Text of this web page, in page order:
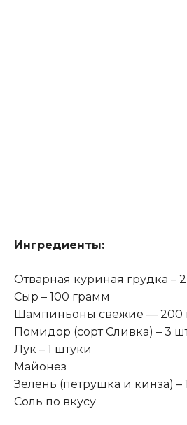
Ингредиенты:
Отварная куриная грудка –
Сыр – 100 грамм
Шампиньоны свежие — 200
Помидор (сорт Сливка) – 3
Лук – 1 штуки
Майонез
Зелень (петрушка и кинза) –
Соль по вкусу